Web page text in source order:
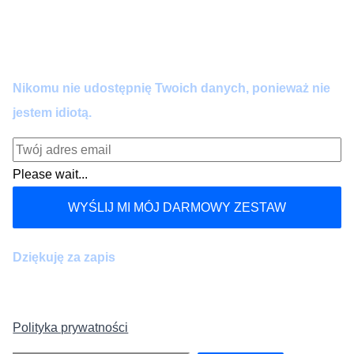
Nikomu nie udostępnię Twoich danych, ponieważ nie
jestem idiotą.
Please wait...
WYŚLIJ MI MÓJ DARMOWY ZESTAW
Dziękuję za zapis
Polityka prywatności